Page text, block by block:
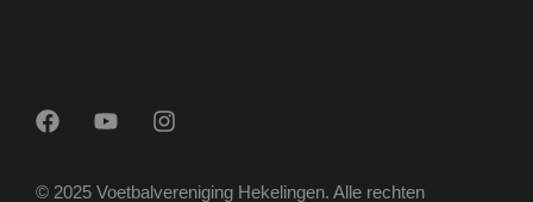
© 2025 Voetbalvereniging Hekelingen. Alle rechten